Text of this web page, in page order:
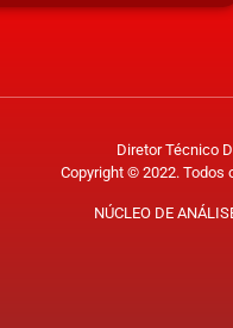
Diretor Técnico
Copyright © 2022. Todos
NÚCLEO DE